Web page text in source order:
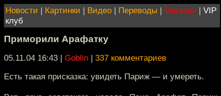
Новости | Картинки | Видео | Переводы | Магазин | VIP
клуб
Приморили Арафатку
05.11.04 16:43 | Goblin | 337 комментариев
Есть такая присказка: увидеть Париж — и умереть.